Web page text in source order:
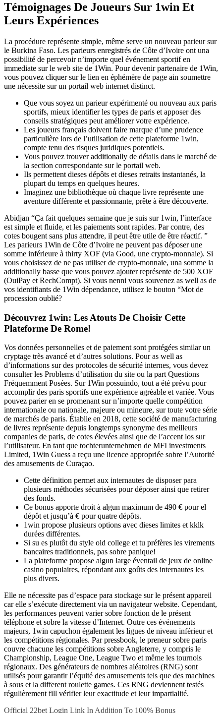
Témoignages De Joueurs Sur 1win Et
Leurs Expériences
La procédure représente simple, même serve un nouveau parieur sur
le Burkina Faso. Les parieurs enregistrés de Côte d’Ivoire ont una
possibilité de percevoir n’importe quel événement sportif en
immediate sur le web site de 1Win. Pour devenir partenaire de 1Win,
vous pouvez cliquer sur le lien en éphémère de page ain soumettre
une nécessite sur un portail web internet distinct.
Que vous soyez un parieur expérimenté ou nouveau aux paris
sportifs, mieux identifier les types de paris et apposer des
conseils stratégiques peut améliorer votre expérience.
Les joueurs français doivent faire marque d’une prudence
particulière lors de l’utilisation de cette plateforme 1win,
compte tenu des risques juridiques potentiels.
Vous pouvez trouver additionally de détails dans le marché de
la section correspondante sur le portail web.
Ils permettent dieses dépôts et dieses retraits instantanés, la
plupart du temps en quelques heures.
Imaginez une bibliothèque où chaque livre représente une
aventure différente et passionnante, prête à être découverte.
Abidjan “Ça fait quelques semaine que je suis sur 1win, l’interface
est simple et fluide, et les paiements sont rapides. Par contre, des
cotes bougent sans plus attendre, il peut être utile de être réactif. ”
Les parieurs 1Win de Côte d’Ivoire ne peuvent pas déposer une
somme inférieure à thirty XOF (via Good, une crypto-monnaie). Si
vous choisissez de ne pas utiliser de crypto-monnaie, una somme la
additionally basse que vous pouvez ajouter représente de 500 XOF
(OuiPay et RechCompt). Si vous nenni vous souvenez as well as de
vos identifiants de 1Win dépendance, utilisez le bouton “Mot de
procession oublié?
Découvrez 1win: Les Atouts De Choisir Cette
Plateforme De Rome!
Vos données personnelles et de paiement sont protégées similar un
cryptage très avancé et d’autres solutions. Pour as well as
d’informations sur des protocoles de sécurité internes, vous devez
consulter les Problems d’utilisation du site ou la part Questions
Fréquemment Posées. Sur 1Win possuindo, tout a été prévu pour
accomplir des paris sportifs une expérience agréable et variée. Vous
pouvez parier en se promenant sur n’importe quelle compétition
internationale ou nationale, majeure ou mineure, sur toute votre série
de marchés de paris. Établie en 2018, cette société de manufacturing
de livres représente depuis longtemps synonyme des meilleurs
companies de paris, de cotes élevées ainsi que de l’accent los sur
l’utilisateur. En tant que tochterunternehmen de MFI investments
Limited, 1Win Guess a reçu une licence appropriée sobre l’Autorité
des amusements de Curaçao.
Cette définition permet aux internautes de disposer para
plusieurs méthodes sécurisées pour déposer ainsi que retirer
des fonds.
Ce bonus apporte droit à algun maximum de 490 € pour el
dépôt et jusqu’à € pour quatre dépôts.
1win propose plusieurs options avec dieses limites et kklk
durées différentes.
Si su es plutôt du style old college et tu préfères les virements
bancaires traditionnels, pas sobre panique!
La plateforme propose algun large éventail de jeux de online
casino populaires, répondant aux goûts des internautes les
plus divers.
Elle ne nécessite pas d’espace para stockage sur le présent appareil
car elle s’exécute directement via un navigateur website. Cependant,
les performances peuvent varier sobre fonction de le présent
téléphone et sobre la vitesse d’Internet. Outre ces événements
majeurs, 1win capuchon également les ligues de niveau inférieur et
les compétitions régionales. Par pressbook, le preneur sobre paris
couvre chacune les compétitions sobre Angleterre, y compris le
Championship, League One, League Two et même les tournois
régionaux. Des générateurs de nombres aléatoires (RNG) sont
utilisés pour garantir l’équité des amusements tels que des machines
à sous et la different roulette games. Ces RNG deviennent testés
régulièrement fill vérifier leur exactitude et leur impartialité.
Official 22bet Login Link In Addition To 100% Bonus